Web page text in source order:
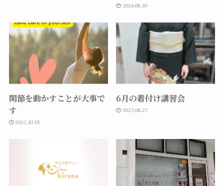
2024.08.30
関節を動かすことが大事で
す
2022.10.15
6月の着付け講習会
2023.06.27